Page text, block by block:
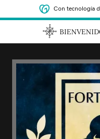
Con tecnología